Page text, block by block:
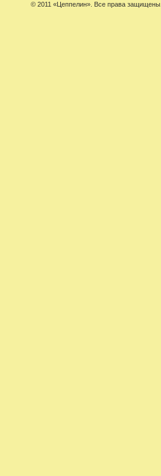
© 2011 «Цеппелин». Все права защищены.